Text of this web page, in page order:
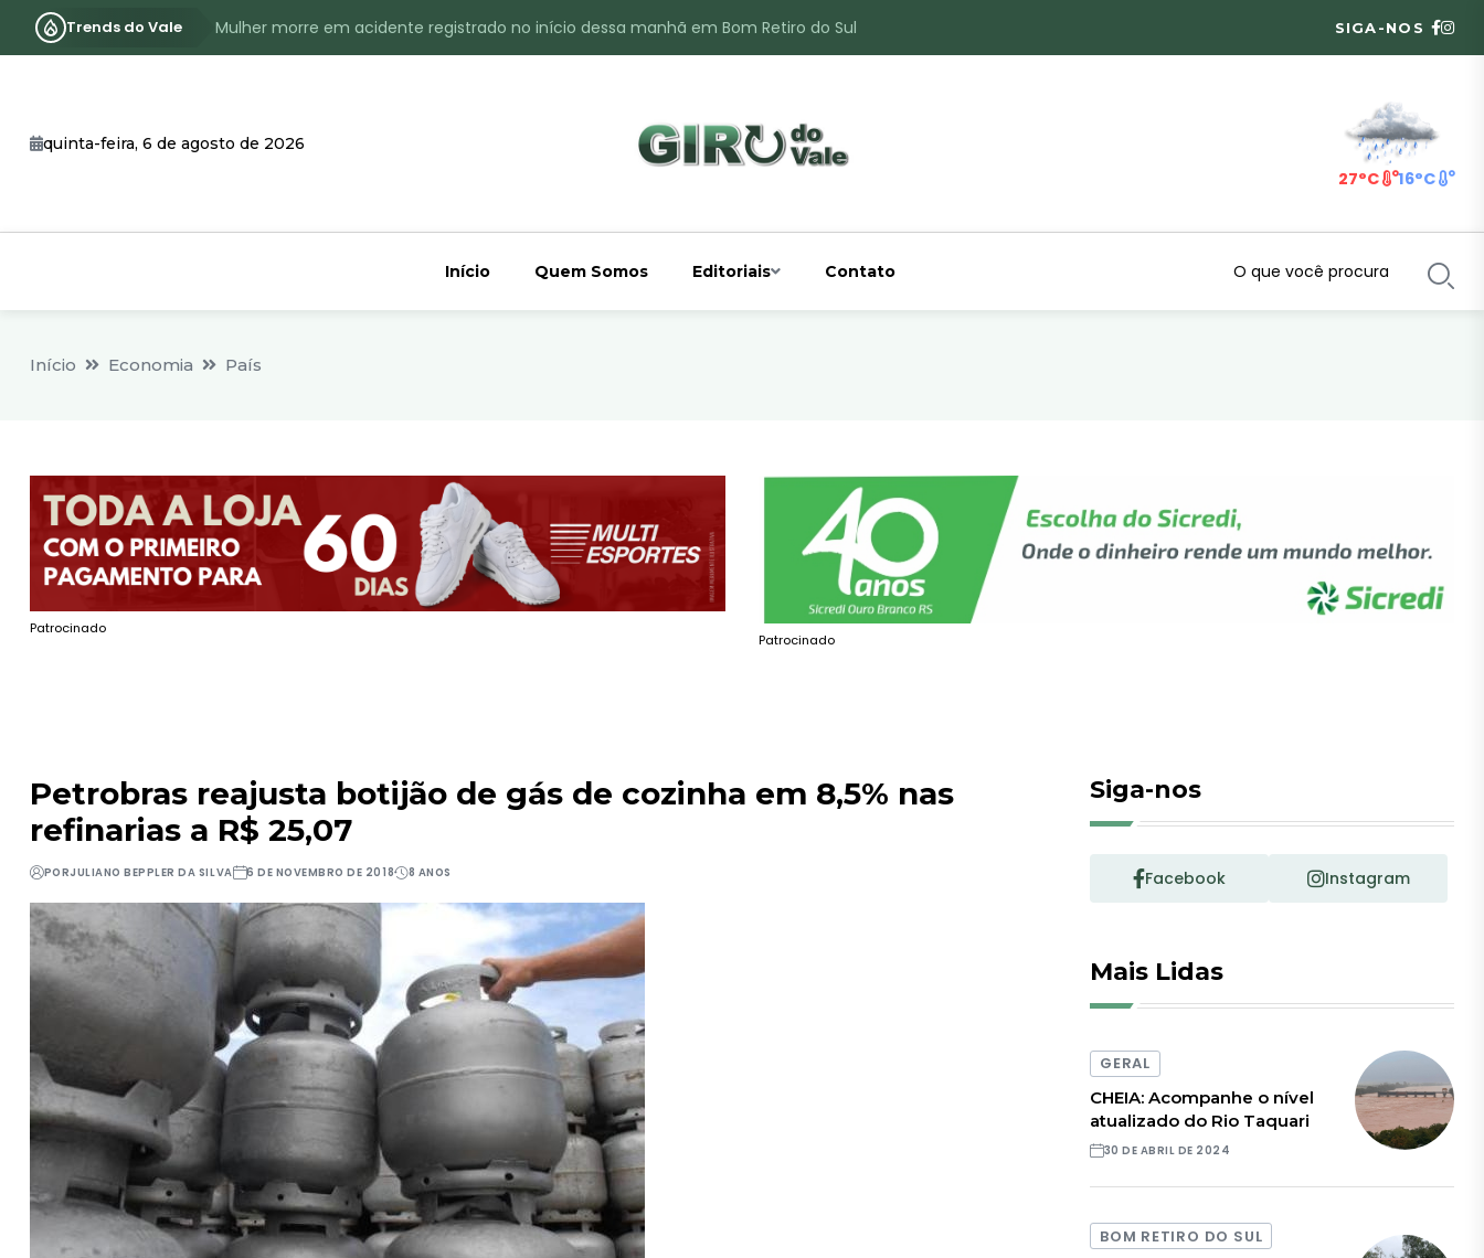
Trends do Vale
Mulher morre em acidente registrado no início dessa manhã em Bom Retiro do Sul
Identificado o jovem assassinado no interior de Bom Retiro do Sul
SIGA-NOS
quinta-feira, 6 de agosto de 2026
27°C 16°C
Início Quem Somos Editoriais Contato
Início Economia País
Patrocinado
Patrocinado
Petrobras reajusta botijão de gás de cozinha em 8,5% nas
refinarias a R$ 25,07
PORJULIANO BEPPLER DA SILVA 6 DE NOVEMBRO DE 2018 8 ANOS
Siga-nos
Facebook Instagram
Mais Lidas
GERAL
CHEIA: Acompanhe o nível
atualizado do Rio Taquari
30 DE ABRIL DE 2024
BOM RETIRO DO SUL